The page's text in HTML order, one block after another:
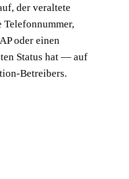
der veraltete
oder einen
Status hat — auf
Betreibers.